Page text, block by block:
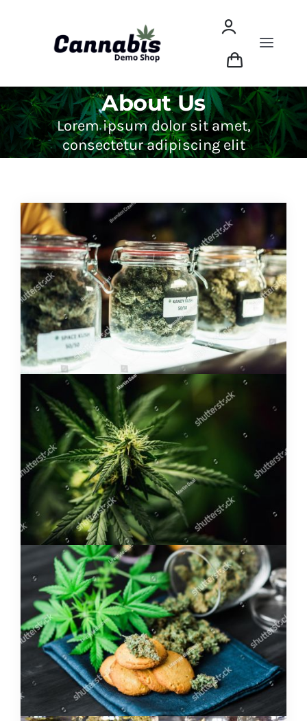
Toggle
Dried Flower
Edibles
ABOUT THIS DEMO
About Us
Lorem ipsum dolor sit amet,
consectetur adipiscing elit